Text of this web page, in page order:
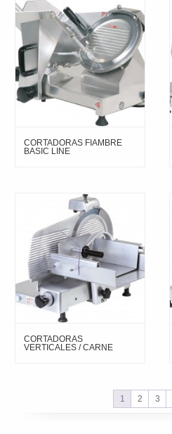
CORTADORAS FIAMBRE
BASIC LINE
CORTADORAS
VERTICALES / CARNE
1 2 3